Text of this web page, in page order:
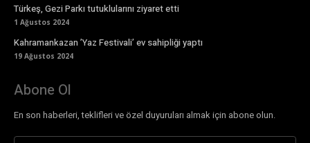
Türkeş, Gezi Parkı tutuklularını ziyaret etti
1 Ağustos 2024
Kahramankazan ’Yaz Festivali’ ev sahipliği yaptı
19 Ağustos 2024
Abone Ol
En son haberleri, teklifleri ve özel duyuruları almak için abone olun.